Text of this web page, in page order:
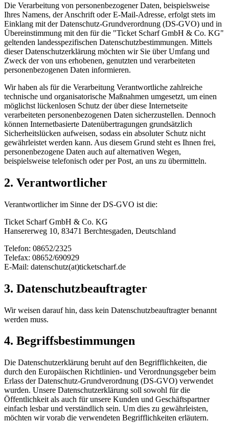
Die Verarbeitung von personenbezogener Daten, beispielsweise
Ihres Namens, der Anschrift oder E-Mail-Adresse, erfolgt stets im
Einklang mit der Datenschutz-Grundverordnung (DS-GVO) und in
Übereinstimmung mit den für die "Ticket Scharf GmbH & Co. KG"
geltenden landesspezifischen Datenschutzbestimmungen. Mittels
dieser Datenschutzerklärung möchten wir Sie über Umfang und
Zweck der von uns erhobenen, genutzten und verarbeiteten
personenbezogenen Daten informieren.
Wir haben als für die Verarbeitung Verantwortliche zahlreiche
technische und organisatorische Maßnahmen umgesetzt, um einen
möglichst lückenlosen Schutz der über diese Internetseite
verarbeiteten personenbezogenen Daten sicherzustellen. Dennoch
können Internetbasierte Datenübertragungen grundsätzlich
Sicherheitslücken aufweisen, sodass ein absoluter Schutz nicht
gewährleistet werden kann. Aus diesem Grund steht es Ihnen frei,
personenbezogene Daten auch auf alternativen Wegen,
beispielsweise telefonisch oder per Post, an uns zu übermitteln.
2. Verantwortlicher
Verantwortlicher im Sinne der DS-GVO ist die:
Ticket Scharf GmbH & Co. KG
Hansererweg 10, 83471 Berchtesgaden, Deutschland
Telefon: 08652/2325
Telefax: 08652/690929
E-Mail: datenschutz(at)ticketscharf.de
3. Datenschutzbeauftragter
Wir weisen darauf hin, dass kein Datenschutzbeauftragter benannt
werden muss.
4. Begriffsbestimmungen
Die Datenschutzerklärung beruht auf den Begrifflichkeiten, die
durch den Europäischen Richtlinien- und Verordnungsgeber beim
Erlass der Datenschutz-Grundverordnung (DS-GVO) verwendet
wurden. Unsere Datenschutzerklärung soll sowohl für die
Öffentlichkeit als auch für unsere Kunden und Geschäftspartner
einfach lesbar und verständlich sein. Um dies zu gewährleisten,
möchten wir vorab die verwendeten Begrifflichkeiten erläutern.